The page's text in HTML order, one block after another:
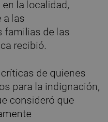
la localidad,
a las
familias de las
recibió.
de quienes
para la indignación,
consideró que